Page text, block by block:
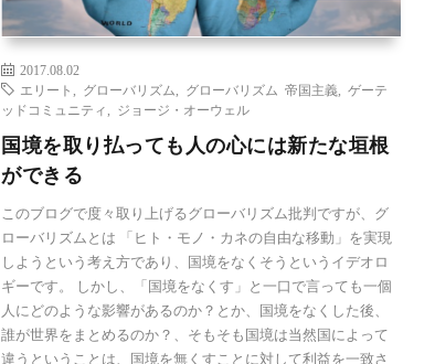
2017.08.02
エリート
グローバリズム グローバリズム 帝国主義 ,ゲーテ
ッドコミュニティ
ジョージ・オーウェル
国境を取り払っても人の心には新たな垣根
ができる
このブログで度々取り上げるグローバリズム批判ですが、グ
ローバリズムとは 「ヒト・モノ・カネの自由な移動」を実現
しようという考え方であり、国境をなくそうというイデオロ
ギーです。 しかし、「国境をなくす」と一口で言っても一個
人にどのような影響があるのか？とか、国境をなくした後、
誰が世界をまとめるのか？、そもそも国境は当然国によって
違うということは、国境を無くすことに対して利益を一致さ